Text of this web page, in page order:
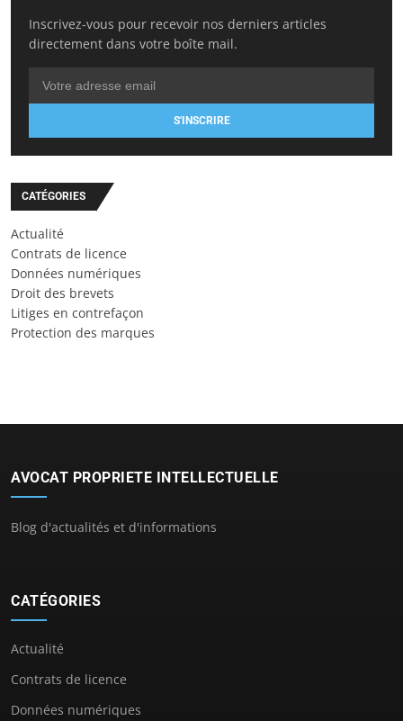
Inscrivez-vous pour recevoir nos derniers articles
directement dans votre boîte mail.
S'INSCRIRE
CATÉGORIES
Actualité
Contrats de licence
Données numériques
Droit des brevets
Litiges en contrefaçon
Protection des marques
AVOCAT PROPRIETE INTELLECTUELLE
Blog d'actualités et d'informations
CATÉGORIES
Actualité
Contrats de licence
Données numériques